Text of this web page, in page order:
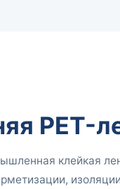
PET-
клейкая